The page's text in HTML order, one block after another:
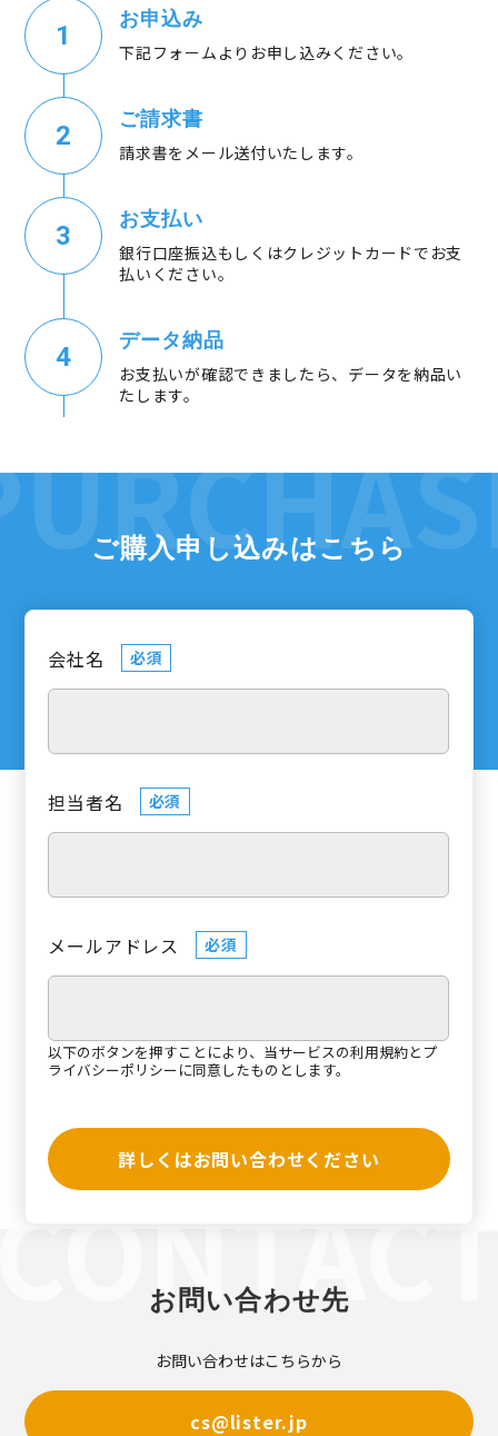
お申込み
下記フォームよりお申し込みください。
ご請求書
請求書をメール送付いたします。
お支払い
銀行口座振込もしくはクレジットカードでお支
払いください。
データ納品
お支払いが確認できましたら、データを納品い
たします。
ご購入申し込みはこちら
会社名 必須
担当者名 必須
メールアドレス 必須
以下のボタンを押すことにより、当サービスの利用規約と プ
ライバシーポリシーに同意したものとします。
詳しくはお問い合わせください
お問い合わせ先
お問い合わせはこちらから
cs@lister.jp